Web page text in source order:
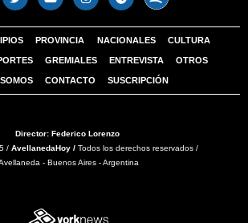
PROVINCIA NACIONALES CULTURA
GREMIALES ENTREVISTA OTROS
CONTACTO SUSCRIPCIÓN
Director: Federico Lorenzo
/ AvellanedaHoy /Todos los derechos reservados /
- Buenos Aires - Argentina